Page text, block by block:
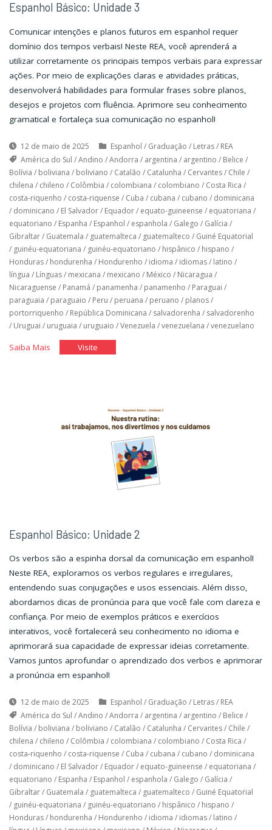
Espanhol Básico: Unidade 3
Comunicar intenções e planos futuros em espanhol requer
domínio dos tempos verbais! Neste REA, você aprenderá a
utilizar corretamente os principais tempos verbais para expressar
ações. Por meio de explicações claras e atividades práticas,
desenvolverá habilidades para formular frases sobre planos,
desejos e projetos com fluência. Aprimore seu conhecimento
gramatical e fortaleça sua comunicação no espanhol!
12 de maio de 2025 Espanhol / Graduação / Letras/ REA
América do Sul /Andino /Andorra / argentina / argentino / Belice /
Bolívia / boliviana / boliviano / Catalão / Catalunha / Cervantes/ Chile /
chilena / chileno / Colômbia / colombiana / colombiano / Costa Rica /
costa-riquenho / costa-riquense / Cuba / cubana / cubano / dominicana
/ dominicano / El Salvador/ Equador/ equato-guineense / equatoriana /
equatoriano / Espanha / Espanhol / espanhola / Galego / Galícia /
Gibraltar/ Guatemala / guatemalteca / guatemalteco / Guiné Equatorial
/ guinéu-equatoriana / guinéu-equatoriano / hispânico / hispano /
Honduras/ hondurenha / Hondurenho / idioma / idiomas/ latino /
língua / Línguas/ mexicana / mexicano / México / Nicaragua /
Nicaraguense / Panamá / panamenha / panamenho / Paraguai /
paraguaia / paraguaio / Peru / peruana / peruano / planos/
portorriquenho / República Dominicana / salvadorenha / salvadorenho
/ Uruguai / uruguaia / uruguaio /Venezuela /venezuelana /venezuelano
Saiba Mais"EspanholVisite"Espanhol
Espanhol Básico: Unidade 2
Os verbos são a espinha dorsal da comunicação em espanhol!
Neste REA, exploramos os verbos regulares e irregulares,
entendendo suas conjugações e usos essenciais. Além disso,
abordamos dicas de pronúncia para que você fale com clareza e
confiança. Por meio de exemplos práticos e exercícios
interativos, você fortalecerá seu conhecimento no idioma e
aprimorará sua capacidade de expressar ideias corretamente.
Vamos juntos aprofundar o aprendizado dos verbos e aprimorar
a pronúncia em espanhol!
12 de maio de 2025 Espanhol / Graduação / Letras/ REA
América do Sul /Andino /Andorra / argentina / argentino / Belice /
Bolívia / boliviana / boliviano / Catalão / Catalunha / Cervantes/ Chile /
chilena / chileno / Colômbia / colombiana / colombiano / Costa Rica /
costa-riquenho / costa-riquense / Cuba / cubana / cubano / dominicana
/ dominicano / El Salvador/ Equador/ equato-guineense / equatoriana /
equatoriano / Espanha / Espanhol / espanhola / Galego / Galícia /
Gibraltar/ Guatemala / guatemalteca / guatemalteco / Guiné Equatorial
/ guinéu-equatoriana / guinéu-equatoriano / hispânico / hispano /
Honduras/ hondurenha / Hondurenho / idioma / idiomas/ latino /